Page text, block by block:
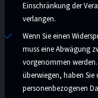
Einschränkung der
verlangen.
Wenn Sie einen
muss eine Abwägung
vorgenommen
überwiegen, haben
personenbezogenen